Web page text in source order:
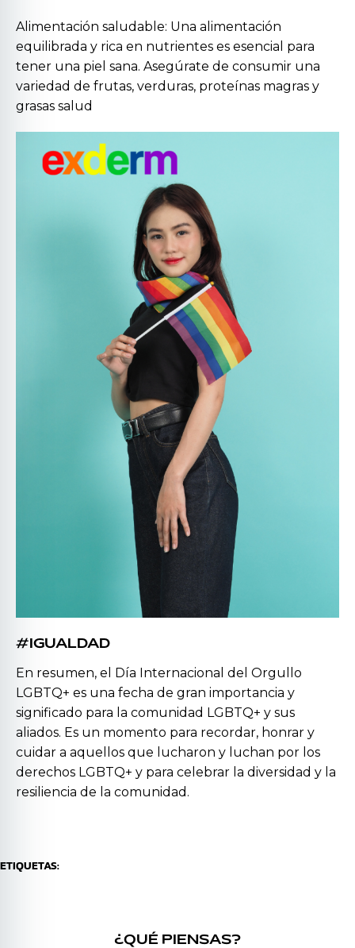
Alimentación saludable: Una alimentación
equilibrada y rica en nutrientes es esencial para
tener una piel sana. Asegúrate de consumir una
variedad de frutas, verduras, proteínas magras y
grasas salud
#IGUALDAD
En resumen, el Día Internacional del Orgullo
LGBTQ+ es una fecha de gran importancia y
significado para la comunidad LGBTQ+ y sus
aliados. Es un momento para recordar, honrar y
cuidar a aquellos que lucharon y luchan por los
derechos LGBTQ+ y para celebrar la diversidad y la
resiliencia de la comunidad.
ETIQUETAS:
¿QUÉ PIENSAS?